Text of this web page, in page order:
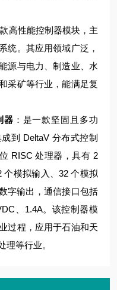
款高性能控制器模块，主
统。其应用领域广泛，
源与电力、制造业、水
采矿等行业，能满足复
器 ：是一款坚固且多功
到 DeltaV 分布式控制
RISC 处理器，具有 2
个模拟输入、32 个模拟
字输出，通信接口包括
、1.4A。该控制器模
过程，应用于石油和天
理等行业。